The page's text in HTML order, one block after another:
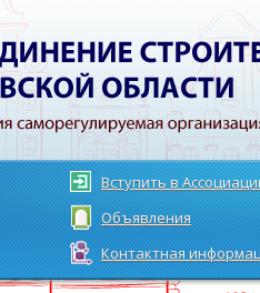
Вступить в
Объявления
Контактная